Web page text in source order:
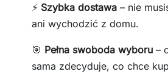
⚡ Szybka dostawa – nie
ani wychodzić z domu.
🎯 Pełna swoboda wyboru –
sama zdecyduje, co chce